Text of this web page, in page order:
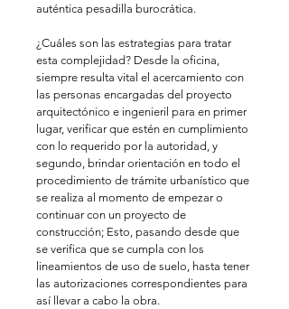
auténtica pesadilla burocrática.
¿Cuáles son las estrategias para tratar
esta complejidad? Desde la oficina,
siempre resulta vital el acercamiento con
las personas encargadas del proyecto
arquitectónico e ingenieril para en primer
lugar, verificar que estén en cumplimiento
con lo requerido por la autoridad, y
segundo, brindar orientación en todo el
procedimiento de trámite urbanístico que
se realiza al momento de empezar o
continuar con un proyecto de
construcción; Esto, pasando desde que
se verifica que se cumpla con los
lineamientos de uso de suelo, hasta tener
las autorizaciones correspondientes para
así llevar a cabo la obra.